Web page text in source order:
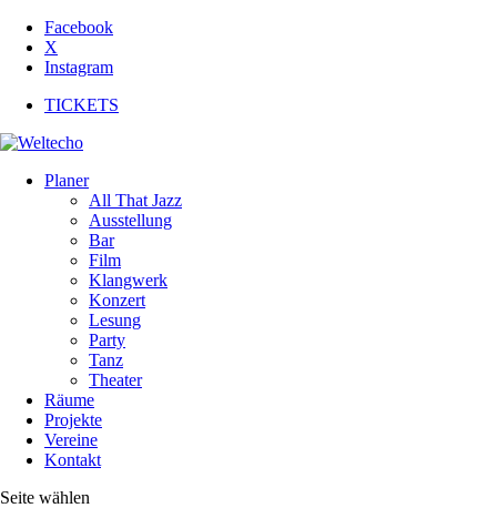
Facebook
X
Instagram
TICKETS
Planer
All That Jazz
Ausstellung
Bar
Film
Klangwerk
Konzert
Lesung
Party
Tanz
Theater
Räume
Projekte
Vereine
Kontakt
Seite wählen